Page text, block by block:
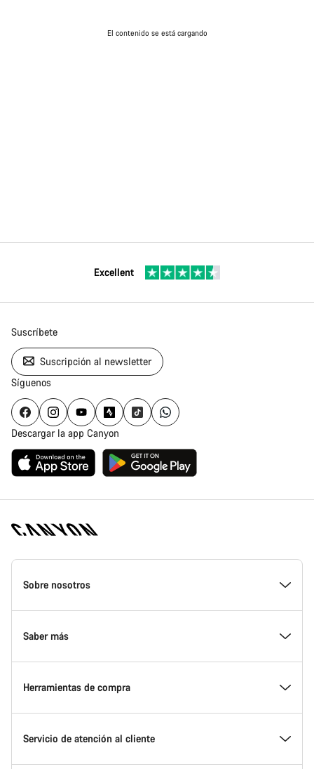
El contenido se está cargando
Excellent
Suscríbete
Suscripción al newsletter
Síguenos
Descargar la app Canyon
Canyon
Homepage
Sobre nosotros
Conoce Canyon
Innovación en Canyon
Canyon Factory Racing
Saber más
Eventos
Encuentra un punto de servicio Canyon
Herramientas de compra
Encuentra tu bicicleta
Servicio de atención al cliente